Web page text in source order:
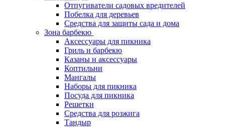
Отпугиватели садовых вредителей
Побелка для деревьев
Средства для защиты сада и дома
Зона барбекю
Аксессуары для пикника
Гриль и барбекю
Казаны и аксессуары
Коптильни
Мангалы
Наборы для пикника
Посуда для пикника
Решетки
Средства для розжига
Тандыр